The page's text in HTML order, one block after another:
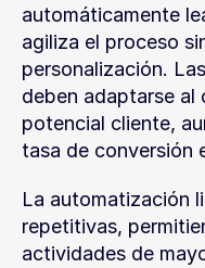
automáticamente
agiliza el proceso
personalización.
deben adaptarse
potencial cliente,
tasa de conversión
La automatización
repetitivas,
actividades de